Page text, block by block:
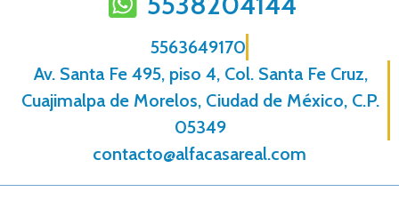
5563649170
Av. Santa Fe 495, piso 4, Col. Santa Fe Cruz,
Cuajimalpa de Morelos, Ciudad de México, C.P.
05349
contacto@alfacasareal.com